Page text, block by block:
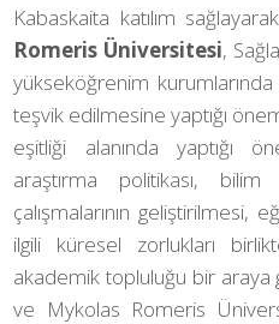
Kabaskaita katılım
Romeris Üniversitesi,
yükseköğrenim
teşvik edilmesine yaptığı
eşitliği alanında yaptığı
araştırma politikası,
çalışmalarının geliştirilmesi,
ilgili küresel zorlukları
akademik topluluğu bir araya
ve Mykolas Romeris